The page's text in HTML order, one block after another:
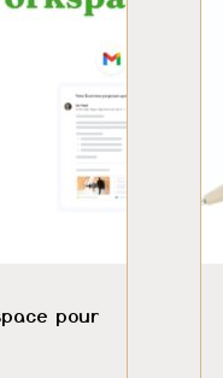
pour